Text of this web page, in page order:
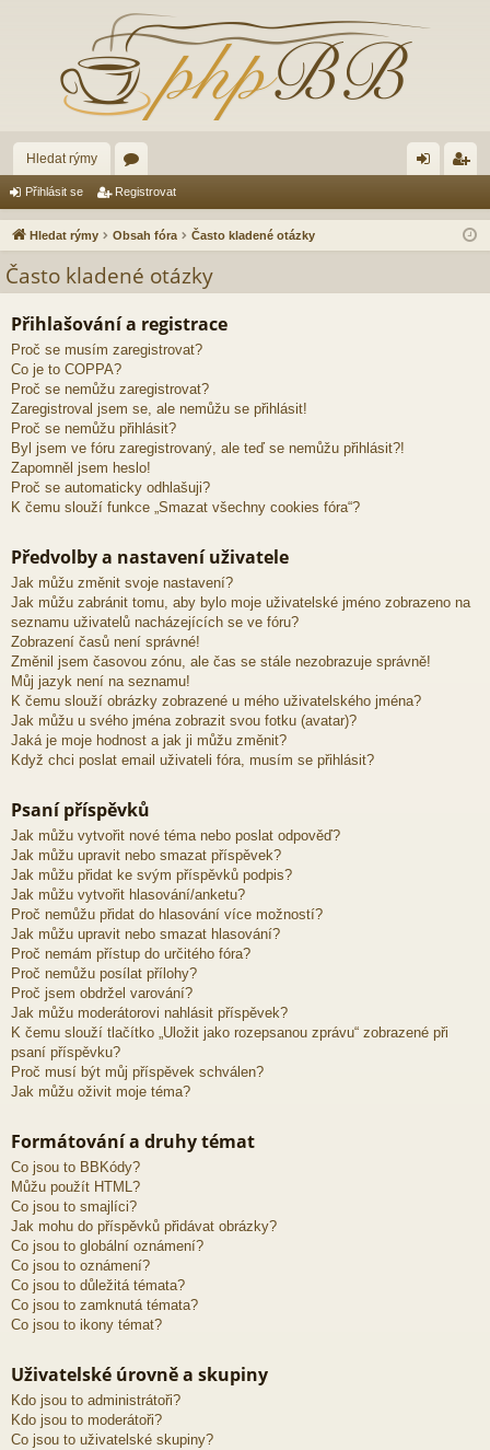
Hledat rýmy
ór
a lá
se
ist
va
Přihlásit se Registrovat
Hledat rýmy Obsah fóra Často kladené otázky
Často kladené otázky
Přihlašování a registrace
Proč se musím zaregistrovat?
Co je to COPPA?
Proč se nemůžu zaregistrovat?
Zaregistroval jsem se, ale nemůžu se přihlásit!
Proč se nemůžu přihlásit?
Byl jsem ve fóru zaregistrovaný, ale teď se nemůžu přihlásit?!
Zapomněl jsem heslo!
Proč se automaticky odhlašuji?
K čemu slouží funkce „Smazat všechny cookies fóra“?
Předvolby a nastavení uživatele
Jak můžu změnit svoje nastavení?
Jak můžu zabránit tomu, aby bylo moje uživatelské jméno zobrazeno na
seznamu uživatelů nacházejících se ve fóru?
Zobrazení časů není správné!
Změnil jsem časovou zónu, ale čas se stále nezobrazuje správně!
Můj jazyk není na seznamu!
K čemu slouží obrázky zobrazené u mého uživatelského jména?
Jak můžu u svého jména zobrazit svou fotku (avatar)?
Jaká je moje hodnost a jak ji můžu změnit?
Když chci poslat email uživateli fóra, musím se přihlásit?
Psaní příspěvků
Jak můžu vytvořit nové téma nebo poslat odpověď?
Jak můžu upravit nebo smazat příspěvek?
Jak můžu přidat ke svým příspěvků podpis?
Jak můžu vytvořit hlasování/anketu?
Proč nemůžu přidat do hlasování více možností?
Jak můžu upravit nebo smazat hlasování?
Proč nemám přístup do určitého fóra?
Proč nemůžu posílat přílohy?
Proč jsem obdržel varování?
Jak můžu moderátorovi nahlásit příspěvek?
K čemu slouží tlačítko „Uložit jako rozepsanou zprávu“ zobrazené při
psaní příspěvku?
Proč musí být můj příspěvek schválen?
Jak můžu oživit moje téma?
Formátování a druhy témat
Co jsou to BBKódy?
Můžu použít HTML?
Co jsou to smajlíci?
Jak mohu do příspěvků přidávat obrázky?
Co jsou to globální oznámení?
Co jsou to oznámení?
Co jsou to důležitá témata?
Co jsou to zamknutá témata?
Co jsou to ikony témat?
Uživatelské úrovně a skupiny
Kdo jsou to administrátoři?
Kdo jsou to moderátoři?
Co jsou to uživatelské skupiny?